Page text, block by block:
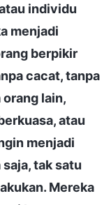
individu
menjadi
berpikir
cacat, tanpa
lain,
atau
menjadi
tak satu
Mereka